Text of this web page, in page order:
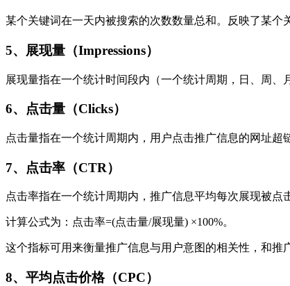
某个关键词在一天内被搜索的次数数量总和。反映了某个
5、展现量（Impressions）
展现量指在一个统计时间段内（一个统计周期，日、周、
6、点击量（Clicks）
点击量指在一个统计周期内，用户点击推广信息的网址超
7、点击率（CTR）
点击率指在一个统计周期内，推广信息平均每次展现被点
计算公式为：点击率=(点击量/展现量) ×100%。
这个指标可用来衡量推广信息与用户意图的相关性，和推
8、平均点击价格（CPC）